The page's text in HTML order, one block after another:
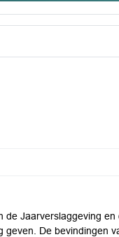
Jaarverslaggeving en
De bevindingen